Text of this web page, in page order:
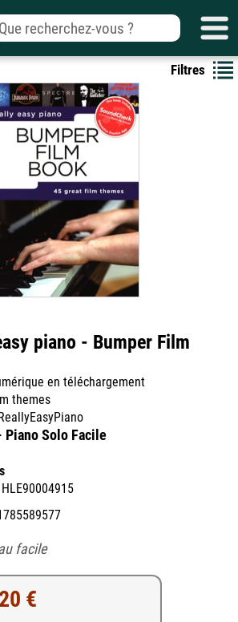
Filtres
piano - Bumper Film
en téléchargement
themes
Solo Facile
facile
€